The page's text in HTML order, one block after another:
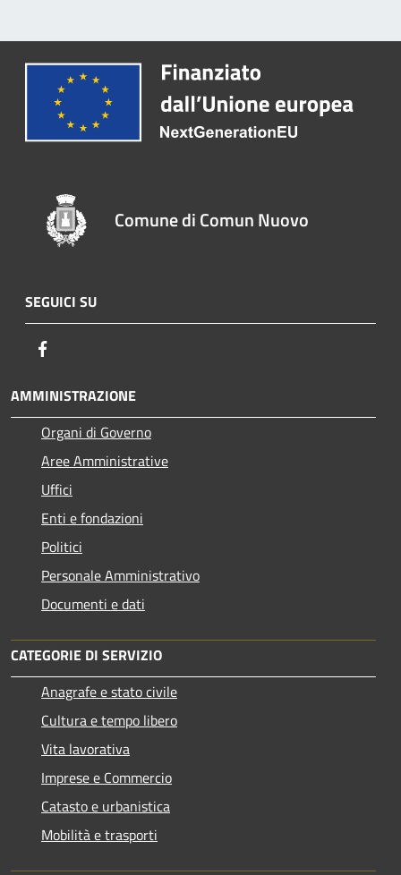
Comune di Comun Nuovo
SEGUICI SU
AMMINISTRAZIONE
Organi di Governo
Aree Amministrative
Uffici
Enti e fondazioni
Politici
Personale Amministrativo
Documenti e dati
CATEGORIE DI SERVIZIO
Anagrafe e stato civile
Cultura e tempo libero
Vita lavorativa
Imprese e Commercio
Catasto e urbanistica
Mobilità e trasporti